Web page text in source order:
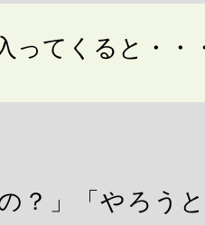
ってくると・・
？」「やろう